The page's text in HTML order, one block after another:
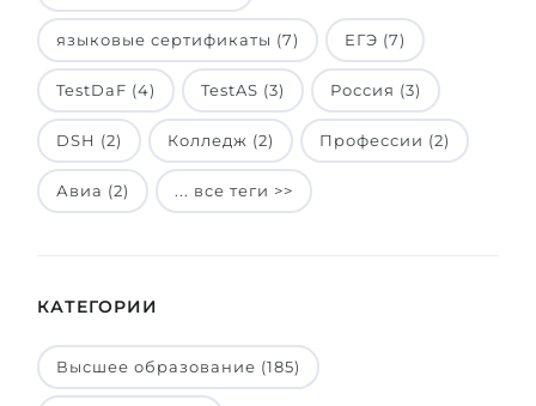
языковые сертификаты (7) ЕГЭ (7)
TestDaF (4) TestAS (3) Россия (3)
DSH (2) Колледж (2) Профессии (2)
Авиа (2) ... все теги >>
КАТЕГОРИИ
Высшее образование (185)